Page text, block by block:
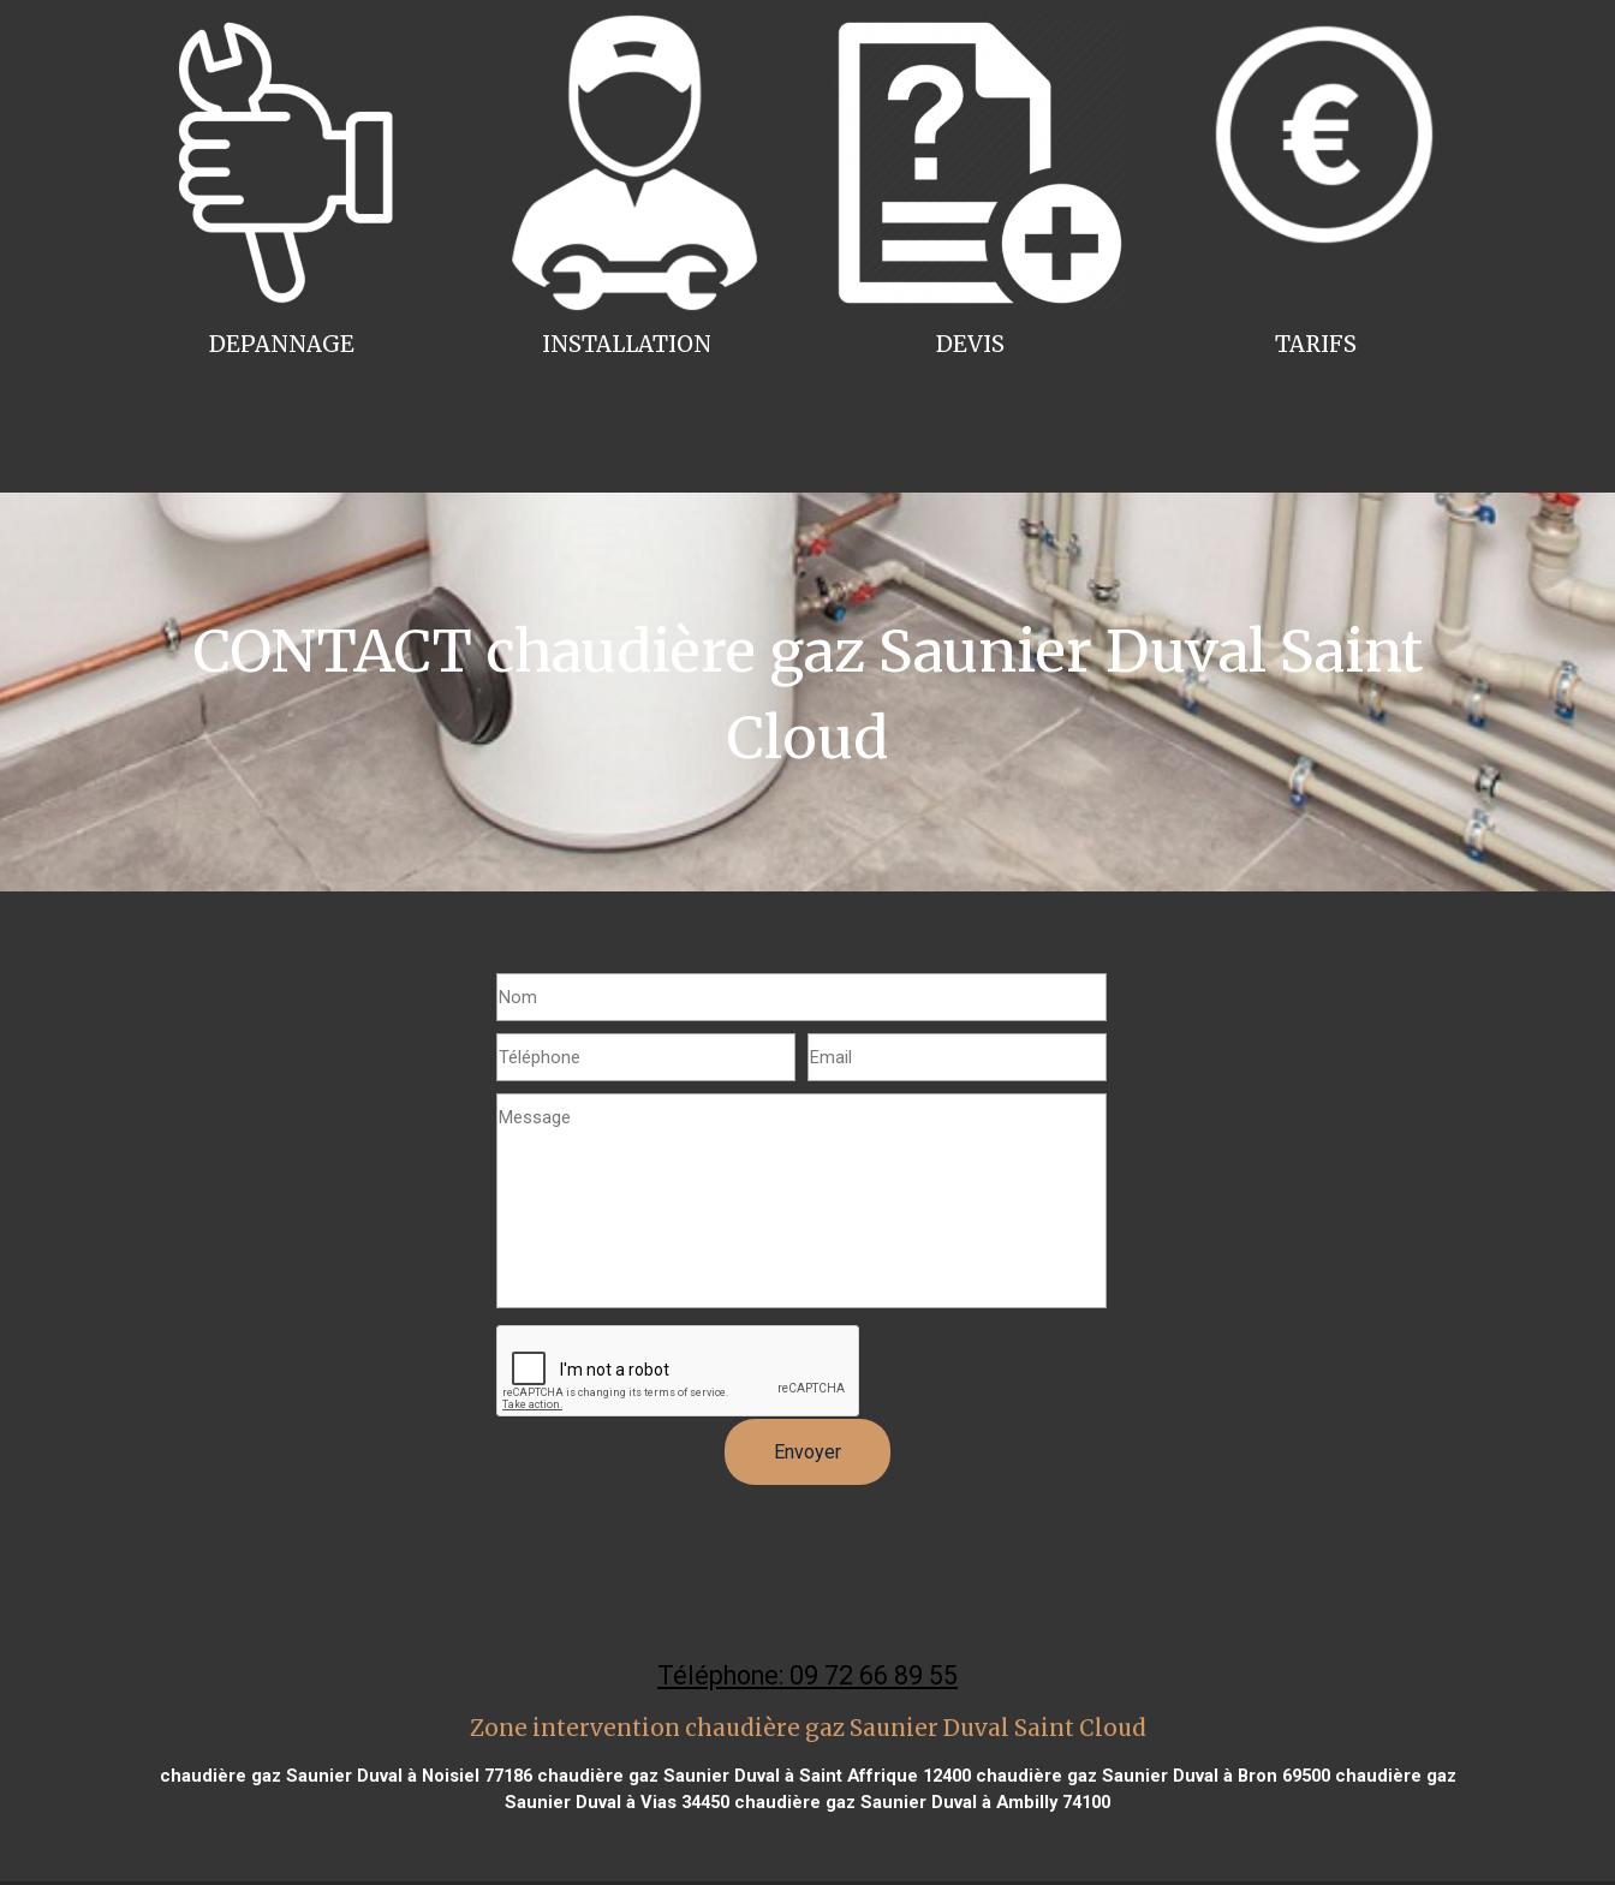
INSTALLATION
DEPANNAGE TARIFS
DEVIS
CONTACT chaudière gaz Saunier Duval Saint
Cloud
Téléphone: 09 72 66 89 55
Zone intervention chaudière gaz Saunier Duval Saint Cloud
chaudière gaz Saunier Duval à Noisiel 77186chaudière gaz Saunier Duval à Saint Affrique 12400chaudière gaz Saunier Duval à Bron 69500chaudière gaz
Saunier Duval à Vias 34450 chaudière gaz Saunier Duval à Ambilly 74100